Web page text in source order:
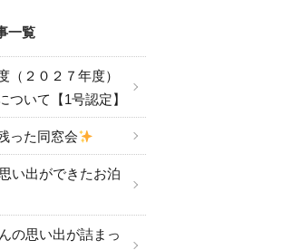
一覧
（２０２７年度）
ついて【1号認定】
った同窓会
い出ができたお泊
の思い出が詰まっ